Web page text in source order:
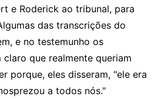
e Roderick ao tribunal, para
das transcrições do
e no testemunho os
que realmente queriam
porque, eles disseram, "ele era
a todos nós."